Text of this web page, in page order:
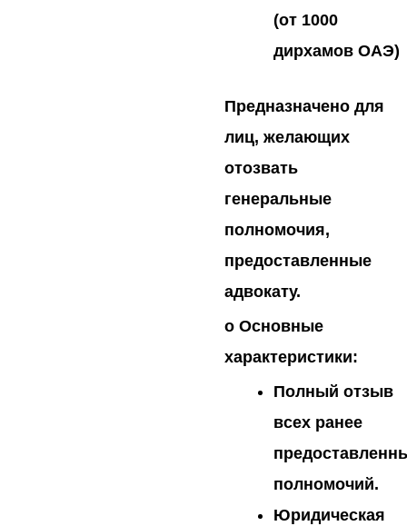
(от 1000
дирхамов ОАЭ)
Предназначено для
лиц, желающих
отозвать
генеральные
полномочия,
предоставленные
адвокату.
oОсновные
характеристики:
Полный отзыв
всех ранее
полномочий.
Юридическая